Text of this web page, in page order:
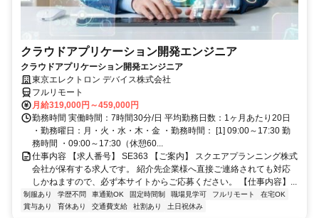
クラウドアプリケーション開発エンジニア
クラウドアプリケーション開発エンジニア
東京エレクトロン デバイス株式会社
フルリモート
月給319,000円～459,000円
勤務時間 実働時間：7時間30分/日 平均勤務日数：1ヶ月あたり20日
・勤務曜日：月・火・水・木・金 ・勤務時間： [1] 09:00～17:30 勤
務時間 ・09:00～17:30（休憩60...
仕事内容 【求人番号】 SE363 【ご案内】 スクエアプランニング株式
会社が保有する求人です。 紹介先企業様へ直接ご連絡されても対応
しかねますので、必ず本サイトからご応募ください。 【仕事内容】...
制服あり 学歴不問 車通勤OK 固定時間制 職場見学可 フルリモート
在宅OK
賞与あり
育休あり 交通費支給 社割あり 土日祝休み